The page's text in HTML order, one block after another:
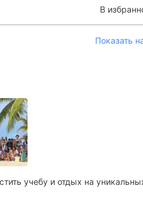
В
Показать
учебу и отдых на